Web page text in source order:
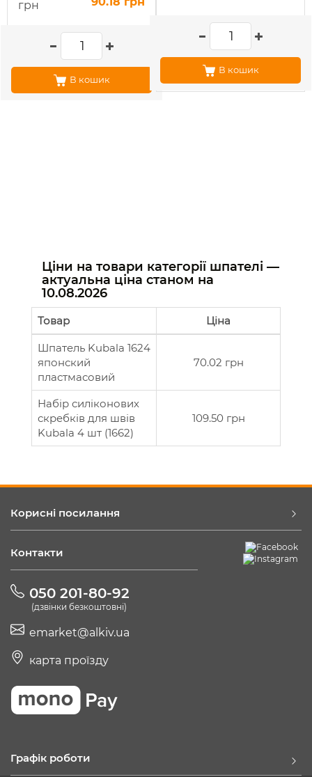
грн
В кошик
В кошик
Ціни на товари категорії шпателі —
актуальна ціна станом на
10.08.2026
Товар Ціна
Шпатель Kubala 1624
японский
пластмасовий
70.02 грн
Набір силіконових
скребків для швів
Kubala 4 шт (1662)
109.50 грн
Корисні посилання
Контакти
050 201-80-92
(дзвінки безкоштовні)
emarket@alkiv.ua
карта проїзду
Графік роботи